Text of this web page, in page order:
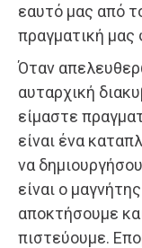
εαυτό μας από
πραγματική μας
Όταν
αυταρχική
είμαστε
είναι ένα
να
είναι ο
αποκτήσουμε
πιστεύουμε.